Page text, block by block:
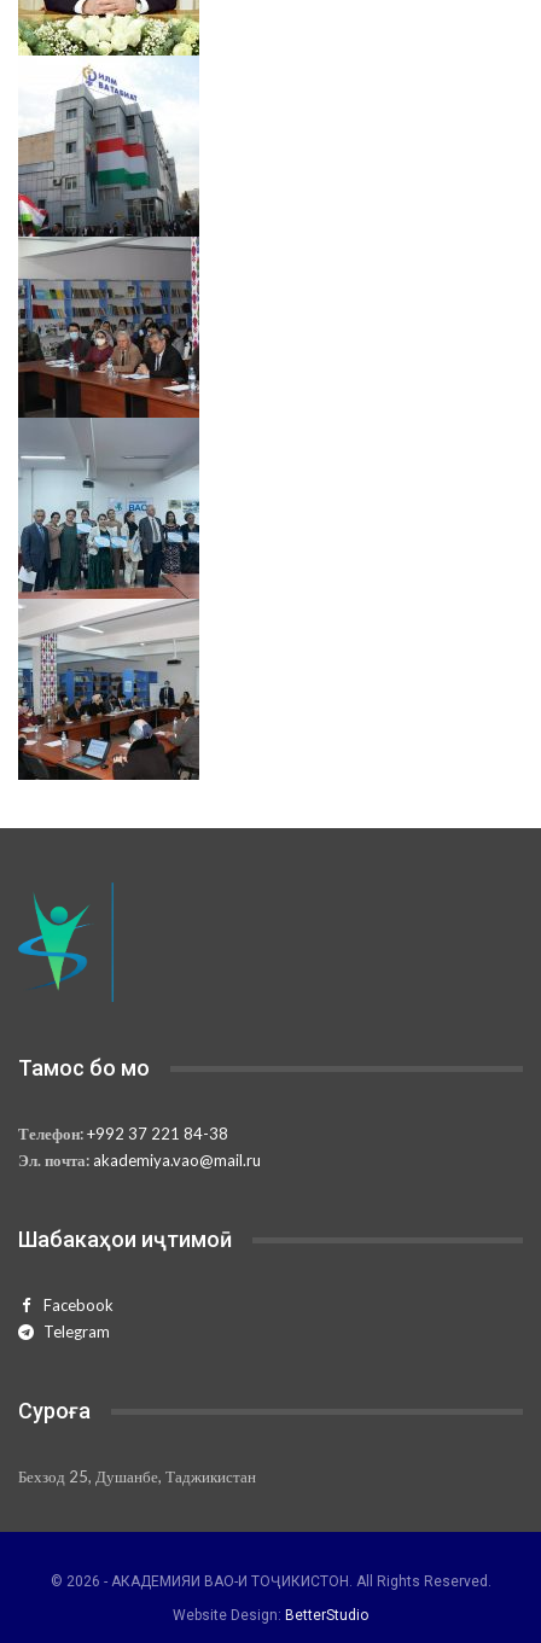
Тамос бо мо
Телефон:+992 37 221 84-38
Эл. почта: akademiya.vao@mail.ru
Шабакаҳои иҷтимоӣ
Facebook
Telegram
Суроға
Бехзод 25, Душанбе, Таджикистан
© 2026 - АКАДЕМИЯИ ВАО-И ТОҶИКИСТОН. All Rights Reserved.
Website Design: BetterStudio